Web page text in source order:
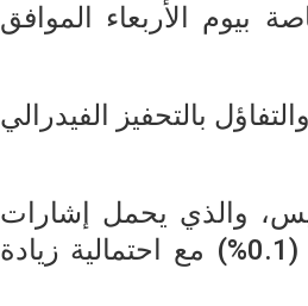
بيوم الأربعاء الموافق
بالتحفيز الفيدرالي
والذي يحمل إشارات
الابقاء على سعر الفائدة المنخفض القريب من الصفر (0.1%) مع احتمالية زيادة